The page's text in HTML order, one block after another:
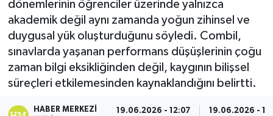
dönemlerinin öğrenciler üzerinde yalnızca
akademik değil aynı zamanda yoğun zihinsel ve
duygusal yük oluşturduğunu söyledi. Combil,
sınavlarda yaşanan performans düşüşlerinin çoğu
zaman bilgi eksikliğinden değil, kaygının bilişsel
süreçleri etkilemesinden kaynaklandığını belirtti.
HABER MERKEZI 19.06.2026 - 12:07 19.06.2026 -
Eğitim
Ekonomi
Eleman
Emlak
Haber Arşivi